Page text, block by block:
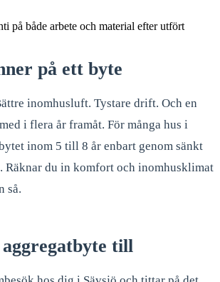
på både arbete och material efter utfört
på ett byte
inomhusluft. Tystare drift. Och en
i flera år framåt. För många hus i
inom 5 till 8 år enbart genom sänkt
Räknar du in komfort och inomhusklimat
så.
till